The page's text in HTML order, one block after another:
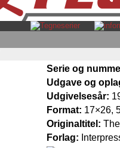
Serie og
Udgave og
Udgivelsesår:
Format: 17×26,
Originaltitel:
Forlag: